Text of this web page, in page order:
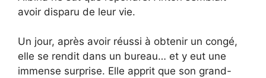
avoir disparu de leur vie.
Un jour, après avoir réussi à obtenir un congé,
elle se rendit dans un bureau… et y eut une
immense surprise. Elle apprit que son grand-